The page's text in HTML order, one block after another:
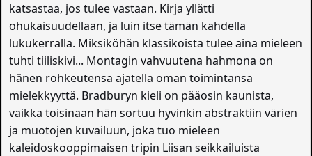
katsastaa, jos tulee vastaan. Kirja yllätti
ohukaisuudellaan, ja luin itse tämän kahdella
lukukerralla. Miksiköhän klassikoista tulee aina mieleen
tuhti tiiliskivi... Montagin vahvuutena hahmona on
hänen rohkeutensa ajatella oman toimintansa
mielekkyyttä. Bradburyn kieli on pääosin kaunista,
vaikka toisinaan hän sortuu hyvinkin abstraktiin värien
ja muotojen kuvailuun, joka tuo mieleen
kaleidoskooppimaisen tripin Liisan seikkailuista